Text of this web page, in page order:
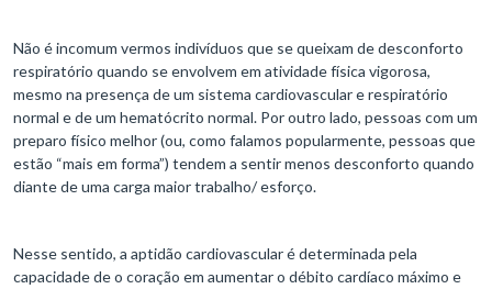
Não é incomum vermos indivíduos que se queixam de desconforto
respiratório quando se envolvem em atividade física vigorosa,
mesmo na presença de um sistema cardiovascular e respiratório
normal e de um hematócrito normal. Por outro lado, pessoas com um
preparo físico melhor (ou, como falamos popularmente, pessoas que
estão “mais em forma”) tendem a sentir menos desconforto quando
diante de uma carga maior trabalho/ esforço.
Nesse sentido, a aptidão cardiovascular é determinada pela
capacidade de o coração em aumentar o débito cardíaco máximo e